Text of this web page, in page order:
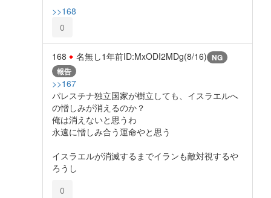
>>168
0
168 名無し1年前ID:MxODI2MDg(8/16) NG
報告
>>167
パレスチナ独立国家が樹立しても、イスラエルへ
の憎しみが消えるのか？
俺は消えないと思うわ
永遠に憎しみ合う運命やと思う
イスラエルが消滅するまでイランも敵対視するや
ろうし
0